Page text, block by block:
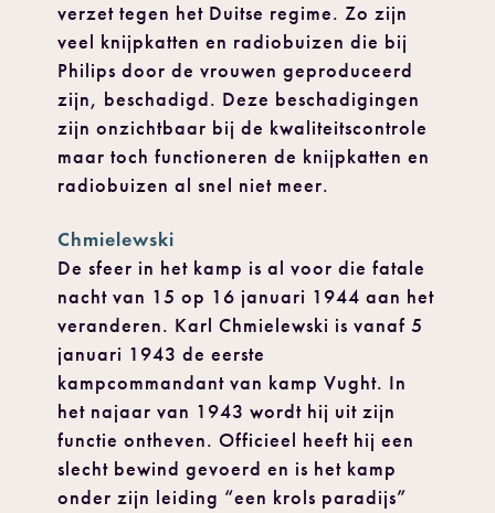
verzet tegen het Duitse regime. Zo zijn
veel knijpkatten en radiobuizen die bij
Philips door de vrouwen geproduceerd
zijn, beschadigd. Deze beschadigingen
zijn onzichtbaar bij de kwaliteitscontrole
maar toch functioneren de knijpkatten en
radiobuizen al snel niet meer.
Chmielewski
De sfeer in het kamp is al voor die fatale
nacht van 15 op 16 januari 1944 aan het
veranderen. Karl Chmielewski is vanaf 5
januari 1943 de eerste
kampcommandant van kamp Vught. In
het najaar van 1943 wordt hij uit zijn
functie ontheven. Officieel heeft hij een
slecht bewind gevoerd en is het kamp
onder zijn leiding “een krols paradijs”